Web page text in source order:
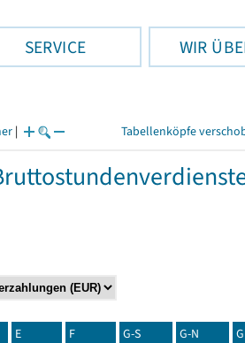
SERVICE WIR
| Tabellenköpfe
E F G-S G-N G